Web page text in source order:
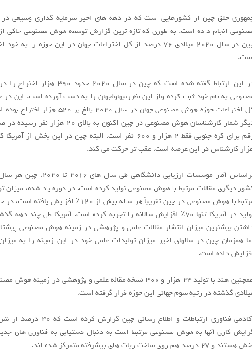
خلق چین از کشورهایی است که در دهه های اخیر سرمایه گذاری وسیعی
انجام داده است. به طوری که تازه ترین گزارش توسعه هوش مصنوعی حاکی
چین در سال 2020 میلادی 76 درصد از کل اختراعات جهان در این حوزه را
در این ارتباط گفته شده است که چین در سال 2020
به نام خود ثبت کرده واز این نظررتبهاولجهان را به دست آورده است. این
کل اختراعات حوزه هوش مصنوعی جهان در سال 2020
دیگر شمار کارشناسان هوش مصنوعی در چین اکنون به
کارشناس در این عرصه است، عقب تر حرکت می کند.
براساس آمار موسسات ارزیابی دانشگاهی طی
دیگری مقالات مرتبط با هوش مصنوعی تولید کرده است. در دوره یاد شده، میزان
مرتبط با هوش مصنوعی در چین تقریباً هر ساله بیش از 120٪
تولید در آمریکا تنها 70٪ افزایش سالانه را تجربه کرده است. آمریکا طی چند
بیشترین میزان انتشار مقالات علمی و پژوهشی در زمینه هوش مصنوعی
همزمان چین در سالهای اخیر میزان تولیدات علمی خود در این زمینه را به
داده است.
همچنین هند با تولید 23 هزار و 300 نسخه مقاله علمی و پژوهشی در
گذشته در رتبه سوم جهانی این حوزه قرار گرفته است.
آکادمی فناوری ارتباطات و اطلاع رسانی
کاری آنها به هوش مصنوعی مرتبط است به دنبال دستیابی به فناوری های
و 27 درصد هم روی ساخت ربات های پیشرفته متمرکز شده اند.